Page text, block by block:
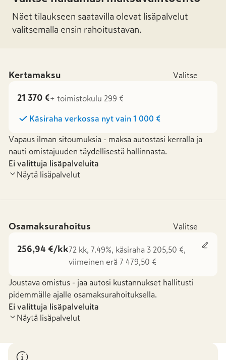
Näet tilaukseen saatavilla olevat lisäpalvelut
valitsemalla ensin rahoitustavan.
Kertamaksu Valitse
21 370 €+ toimistokulu 299 €
Käsiraha verkossa nyt vain 1 000 €
Vapaus ilman sitoumuksia - maksa autostasi kerralla ja
nauti omistajuuden täydellisestä hallinnasta.
Ei valittuja lisäpalveluita
Näytä lisäpalvelut
Osamaksurahoitus Valitse
256,94 €/kk72 kk, 7.49%, käsiraha 3 205,50 €,
viimeinen erä 7 479,50 €
Joustava omistus - jaa autosi kustannukset hallitusti
pidemmälle ajalle osamaksurahoituksella.
Ei valittuja lisäpalveluita
Näytä lisäpalvelut